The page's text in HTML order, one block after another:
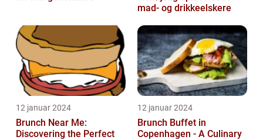
mad- og drikkeelskere
12 januar 2024
Brunch Near Me:
Discovering the Perfect
12 januar 2024
Brunch Buffet in
Copenhagen - A Culinary